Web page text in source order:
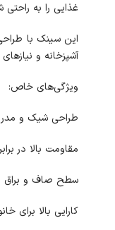
غذایی را به
این سینک با
آشپزخانه و
ویژگی‌های خاص:
طراحی شیک و
مقاومت بالا در
سطح صاف و براق
کارایی بالا برای